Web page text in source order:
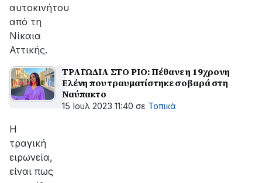
αυτοκινήτου
από τη
Νίκαια
Αττικής.
ΤΡΑΓΩΔΙΑ ΣΤΟ ΡΙΟ: Πέθανε η 19χρονη
Ελένη που τραυματίστηκε σοβαρά στη
Ναύπακτο
15 Ιουλ 2023 11:40 σε Τοπικά
Η
τραγική
ειρωνεία,
είναι πως